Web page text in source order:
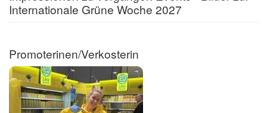
Internationale Grüne Woche 2027
Promoterinen/Verkosterin